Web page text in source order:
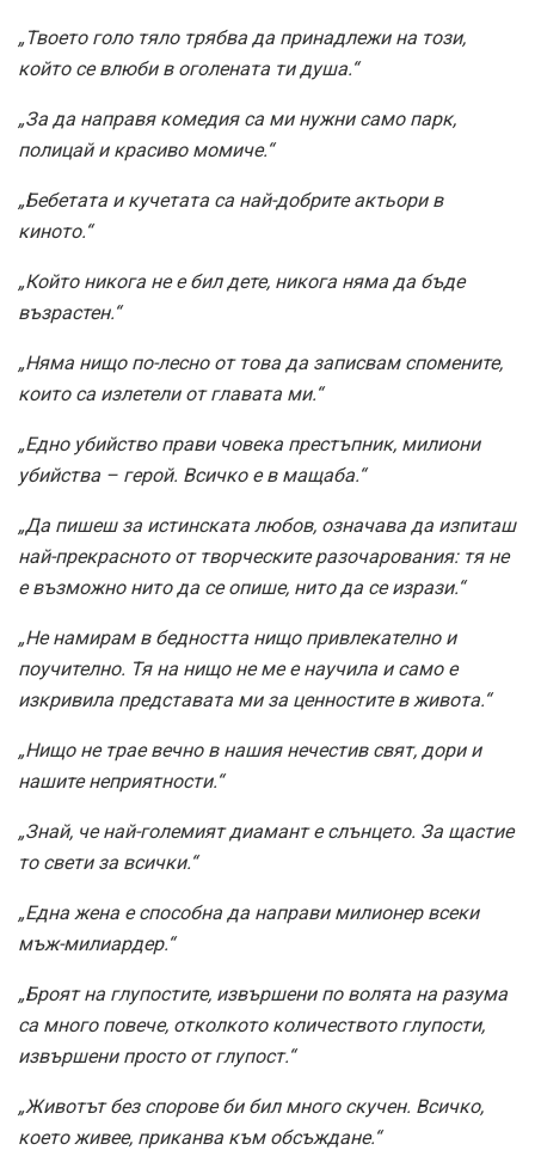
„Твоето голо тяло трябва да принадлежи на този,
който се влюби в оголената ти душа.“
„За да направя комедия са ми нужни само парк,
полицай и красиво момиче.“
„Бебетата и кучетата са най-добрите актьори в
киното.“
„Който никога не е бил дете, никога няма да бъде
възрастен.“
„Няма нищо по-лесно от това да записвам спомените,
които са излетели от главата ми.“
„Едно убийство прави човека престъпник, милиони
убийства – герой. Всичко е в мащаба.“
„Да пишеш за истинската любов, означава да изпиташ
най-прекрасното от творческите разочарования: тя не
е възможно нито да се опише, нито да се изрази.“
„Не намирам в бедността нищо привлекателно и
поучително. Тя на нищо не ме е научила и само е
изкривила представата ми за ценностите в живота.“
„Нищо не трае вечно в нашия нечестив свят, дори и
нашите неприятности.“
„Знай, че най-големият диамант е слънцето. За щастие
то свети за всички.“
„Една жена е способна да направи милионер всеки
мъж-милиардер.“
„Броят на глупостите, извършени по волята на разума
са много повече, отколкото количеството глупости,
извършени просто от глупост.“
„Животът без спорове би бил много скучен. Всичко,
което живее, приканва към обсъждане.“